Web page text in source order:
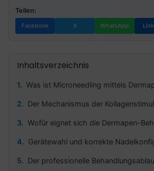
Teilen:
Facebook X WhatsApp
Inhaltsverzeichnis
Was ist Microneedling mittels
Der Mechanismus der
Wofür eignet sich die Dermapen-
Gerätewahl und korrekte
Der professionelle